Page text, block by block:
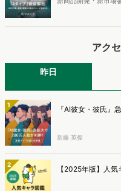
調査を実施しても
ようにして市場理
す。新商品開発関
ウンロードできます
アク
昨日
1 『AI彼女・彼氏』
新藤 英俊
2 【2025年版】人